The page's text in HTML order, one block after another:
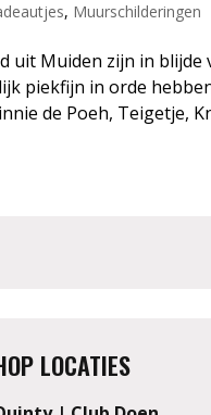
, Muurschilderingen
uit Muiden zijn in
piekfijn in orde
de Poeh, Teigetje,
LOCATIES